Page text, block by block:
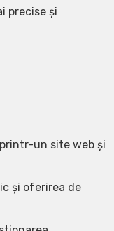
precise și
un site web și
și oferirea de